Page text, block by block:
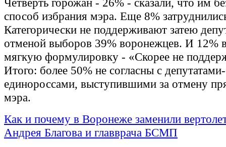
Четверть горожан - 26% - сказали, что им
способ избрания мэра. Еще 8%
Категорически не поддерживают затею
отменой выборов 39% воронежцев. И 12%
мягкую формулировку - «Скорее не
Итого: более 50% не согласны с депутатами-
единороссами, выступившими за отмену
мэра.
Как и почему в Воронеже заменили
Андрея Благова и главврача БСМП